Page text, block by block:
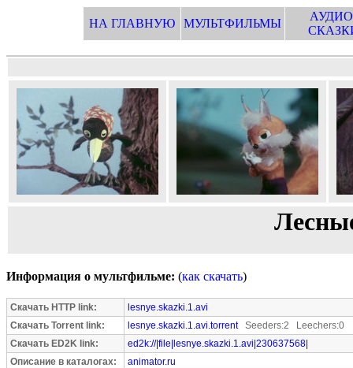
НА ГЛАВНУЮ МУЛЬТФИЛЬМЫ
Информация о мультфильме: (как скачать)
Скачать HTTP link:
lesnye.skazki.1.avi
Скачать Torrent link:
lesnye.skazki.1.avi.torrentSeeders:2 Leechers:0
Скачать ED2K link:
ed2k://|file|lesnye.skazki.1.avi|230637568|
Описание в каталогах:
animator.ru